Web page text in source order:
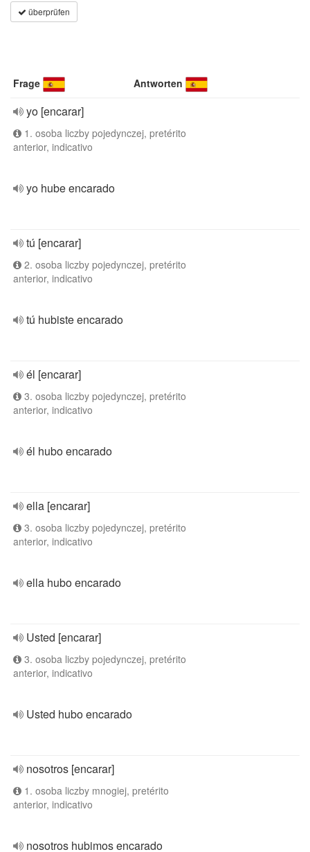
überprüfen
Frage Antworten
yo [encarar]
1. osoba liczby pojedynczej, pretérito
anterior, indicativo
yo hube encarado
tú [encarar]
2. osoba liczby pojedynczej, pretérito
anterior, indicativo
tú hubiste encarado
él [encarar]
3. osoba liczby pojedynczej, pretérito
anterior, indicativo
él hubo encarado
ella [encarar]
3. osoba liczby pojedynczej, pretérito
anterior, indicativo
ella hubo encarado
Usted [encarar]
3. osoba liczby pojedynczej, pretérito
anterior, indicativo
Usted hubo encarado
nosotros [encarar]
1. osoba liczby mnogiej, pretérito
anterior, indicativo
nosotros hubimos encarado